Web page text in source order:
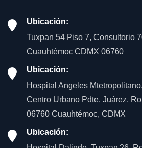
Ubicación:
Tuxpan 54 Piso 7, Consultorio
Cuauhtémoc CDMX 06760
Ubicación:
Hospital Angeles
Centro Urbano Pdte. Juárez,
06760 Cuauhtémoc, CDMX
Ubicación: